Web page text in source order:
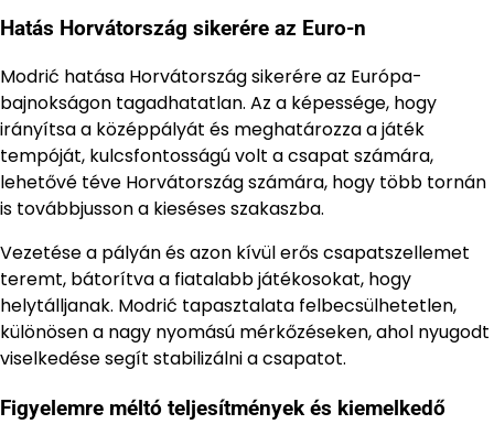
Hatás Horvátország sikerére az Euro-n
Modrić hatása Horvátország sikerére az Európa-
bajnokságon tagadhatatlan. Az a képessége, hogy
irányítsa a középpályát és meghatározza a játék
tempóját, kulcsfontosságú volt a csapat számára,
lehetővé téve Horvátország számára, hogy több tornán
is továbbjusson a kieséses szakaszba.
Vezetése a pályán és azon kívül erős csapatszellemet
teremt, bátorítva a fiatalabb játékosokat, hogy
helytálljanak. Modrić tapasztalata felbecsülhetetlen,
különösen a nagy nyomású mérkőzéseken, ahol nyugodt
viselkedése segít stabilizálni a csapatot.
Figyelemre méltó teljesítmények és kiemelkedő